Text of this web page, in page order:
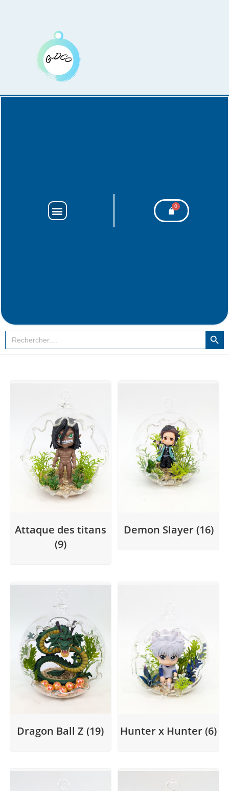
Search
for:
SEARCH
Attaque des titans
(9)
Demon Slayer(16)
Dragon Ball Z(19) Hunter x Hunter(6)